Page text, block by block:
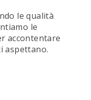
le qualità
le
accontentare
aspettano.